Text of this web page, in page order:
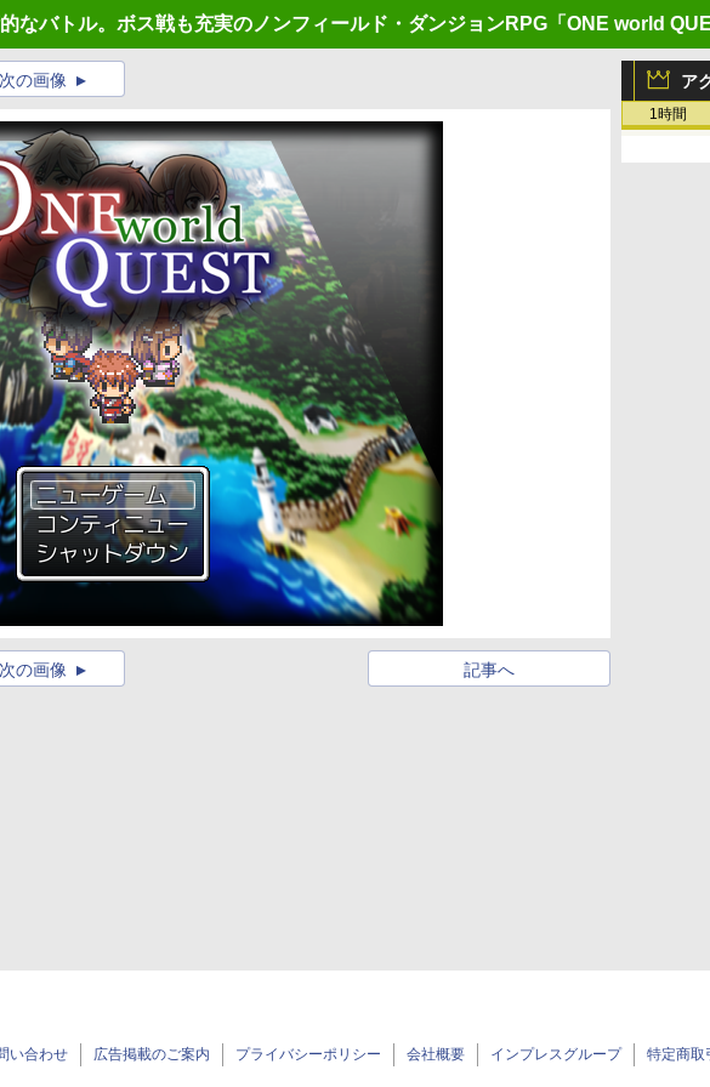
なバトル。ボス戦も充実のノンフィールド・ダンジョンRPG「ONE world
ア
1時間
次の画像
記事へ
次の画像
い合わせ 広告掲載のご案内 プライバシーポリシー 会社概要 インプレスグループ 特定商取